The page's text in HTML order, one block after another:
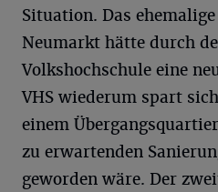
Situation. Das
Neumarkt hätte durch
Volkshochschule eine
VHS wiederum spart
einem
zu erwartenden
geworden wäre. Der